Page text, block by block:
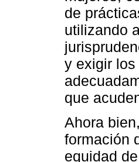
de
utilizando
y exigir
que
Ahora
formación
equidad